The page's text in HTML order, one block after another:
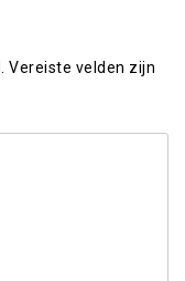
Vereiste velden zijn